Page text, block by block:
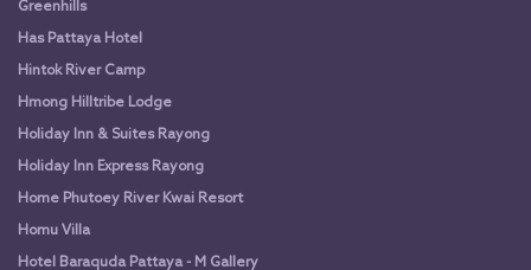
Greenhills
Has Pattaya Hotel
Hintok River Camp
Hmong Hilltribe Lodge
Holiday Inn & Suites Rayong
Holiday Inn Express Rayong
Home Phutoey River Kwai Resort
Homu Villa
Hotel Baraquda Pattaya - M Gallery